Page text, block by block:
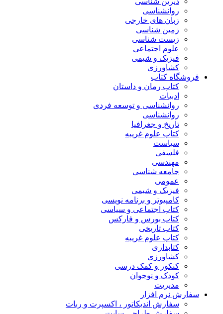
روانشناسی
زبان های خارجی
زمین شناسی
زیست شناسی
علوم اجتماعی
فیزیک و شیمی
کشاورزی
فروشگاه کتاب
کتاب رمان و داستان
ادبیات
روانشناسی و توسعه فردی
روانشناسی
تاریخ و جغرافیا
کتاب علوم غریبه
سیاست
فلسفی
مهندسی
جامعه شناسی
عمومی
فیزیک و شیمی
کامپیوتر و برنامه نویسی
کتاب اجتماعی و سیاسی
کتاب بورس و فارکس
کتاب تاریخی
کتاب علوم غریبه
کتابداری
کشاورزی
کنکور و کمک‌ درسی
کودک و نوجوان
مدیریت
سفارش نرم افزار
سفارش اندیکاتور ، اکسپرت و ربات